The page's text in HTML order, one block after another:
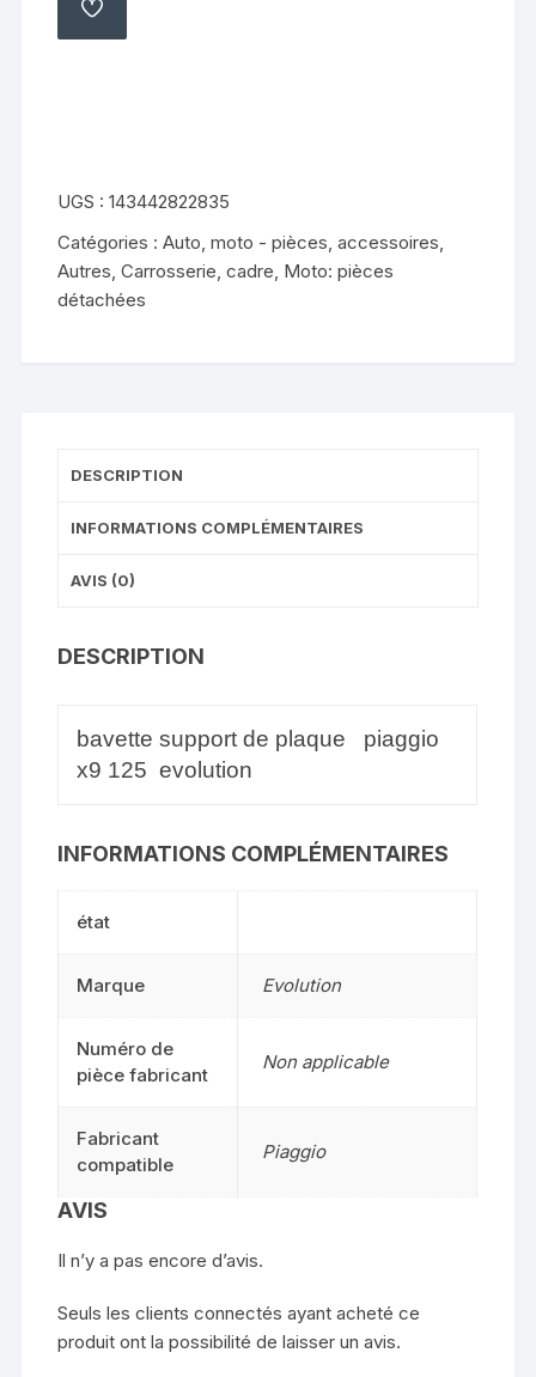
support
de
AJOUTER
UGS :143442822835
Catégories :Auto, moto - pièces, accessoires
Autres ,Carrosserie, cadre Moto: pièces
détachées
DESCRIPTION
INFORMATIONS COMPLÉMENTAIRES
AVIS (0)
DESCRIPTION
bavette support de plaque piaggio
x9 125 evolution
INFORMATIONS COMPLÉMENTAIRES
état
Marque Evolution
Numéro de
pièce fabricant
Non applicable
Fabricant
compatible
Piaggio
AVIS
Il n’y a pas encore d’avis.
Seuls les clients connectés ayant acheté ce
produit ont la possibilité de laisser un avis.